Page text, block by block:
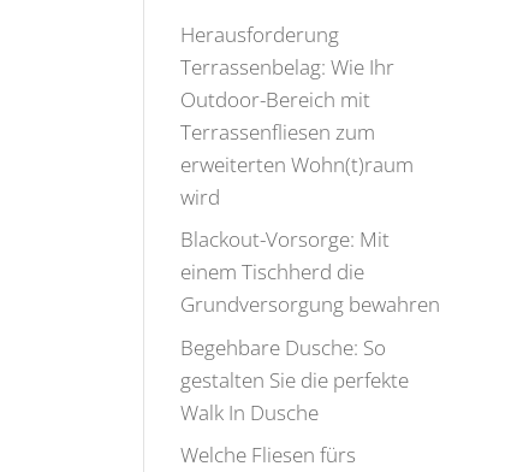
Herausforderung
Terrassenbelag: Wie Ihr
Outdoor-Bereich mit
Terrassenfliesen zum
erweiterten Wohn(t)raum
wird
Blackout-Vorsorge: Mit
einem Tischherd die
Grundversorgung bewahren
Begehbare Dusche: So
gestalten Sie die perfekte
Walk In Dusche
Welche Fliesen fürs